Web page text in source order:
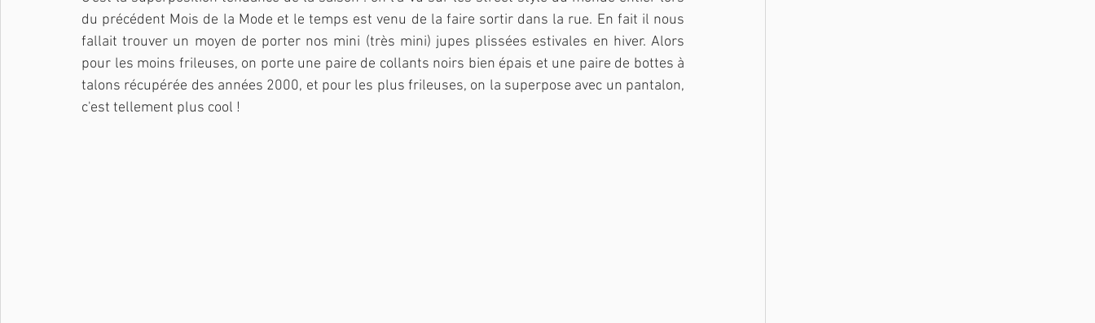
du précédent Mois de la Mode et le temps est venu de la faire sortir dans la rue. En fait il nous
fallait trouver un moyen de porter nos mini (très mini) jupes plissées estivales en hiver. Alors
pour les moins frileuses, on porte une paire de collants noirs bien épais et une paire de bottes à
talons récupérée des années 2000, et pour les plus frileuses, on la superpose avec un pantalon,
c'est tellement plus cool !